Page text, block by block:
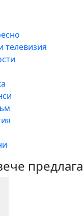
телевизия